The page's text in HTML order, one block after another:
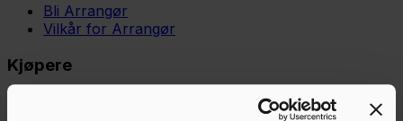
Bli Arrangør
Vilkår for Arrangør
Kjøpere